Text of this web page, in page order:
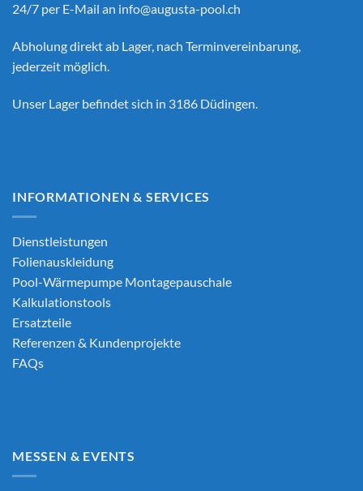
24/7 per E-Mail an info@augusta-pool.ch
Abholung direkt ab Lager, nach Terminvereinbarung,
jederzeit möglich.
Unser Lager befindet sich in 3186 Düdingen.
INFORMATIONEN & SERVICES
Dienstleistungen
Folienauskleidung
Pool-Wärmepumpe Montagepauschale
Kalkulationstools
Ersatzteile
Referenzen & Kundenprojekte
FAQs
MESSEN & EVENTS